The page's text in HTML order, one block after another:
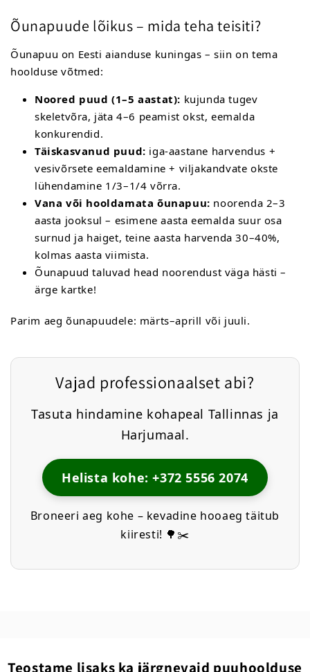
Õunapuude lõikus – mida teha teisiti?
Õunapuu on Eesti aianduse kuningas – siin on tema
hoolduse võtmed:
Noored puud (1–5 aastat): kujunda tugev
skeletvõra, jäta 4–6 peamist okst, eemalda
konkurendid.
Täiskasvanud puud: iga-aastane harvendus +
vesivõrsete eemaldamine + viljakandvate okste
lühendamine 1/3–1/4 võrra.
Vana või hooldamata õunapuu: noorenda 2–3
aasta jooksul – esimene aasta eemalda suur osa
surnud ja haiget, teine aasta harvenda 30–40%,
kolmas aasta viimista.
Õunapuud taluvad head noorendust väga hästi –
ärge kartke!
Parim aeg õunapuudele: märts–aprill või juuli.
Vajad professionaalset abi?
Tasuta hindamine kohapeal Tallinnas ja
Harjumaal.
Helista kohe: +372 5556 2074
Broneeri aeg kohe – kevadine hooaeg täitub
kiiresti! 🌳✂️
Teostame lisaks ka järgnevaid puuhoolduse